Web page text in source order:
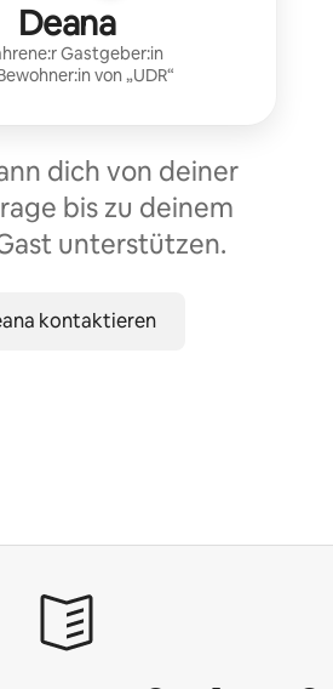
Deana
Gastgeber:in
von „UDR“
dich von deiner
bis zu deinem
unterstützen.
kontaktieren